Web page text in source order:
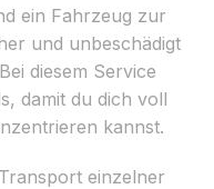
ein Fahrzeug zur
und unbeschädigt
diesem Service
damit du dich voll
kannst.
einzelner